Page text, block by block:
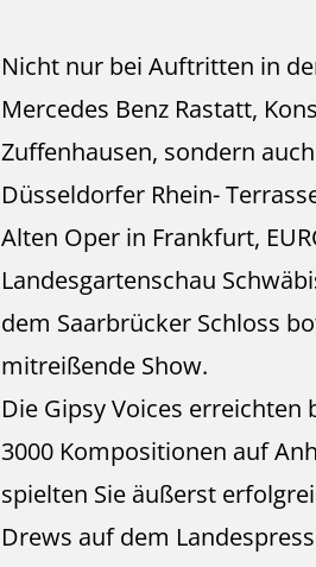
Nicht nur bei Auftritten in
Mercedes Benz Rastatt,
Zuffenhausen, sondern
Düsseldorfer Rhein-
Alten Oper in Frankfurt,
Landesgartenschau
dem Saarbrücker Schloss
mitreißende Show.
Die Gipsy Voices erreichten
3000 Kompositionen auf
spielten Sie äußerst
Drews auf dem